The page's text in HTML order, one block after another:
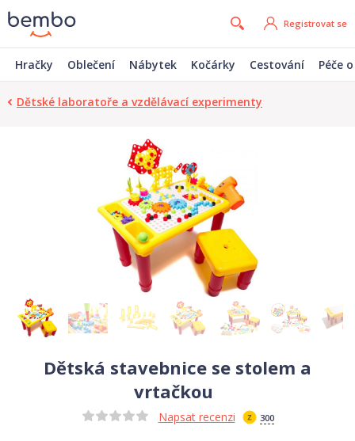
Registrovat se
Hračky Oblečení Nábytek Kočárky Cestování Péče
Dětské laboratoře a vzdělávací experimenty
Dětská stavebnice se stolem a
vrtačkou
Napsat recenzi 300